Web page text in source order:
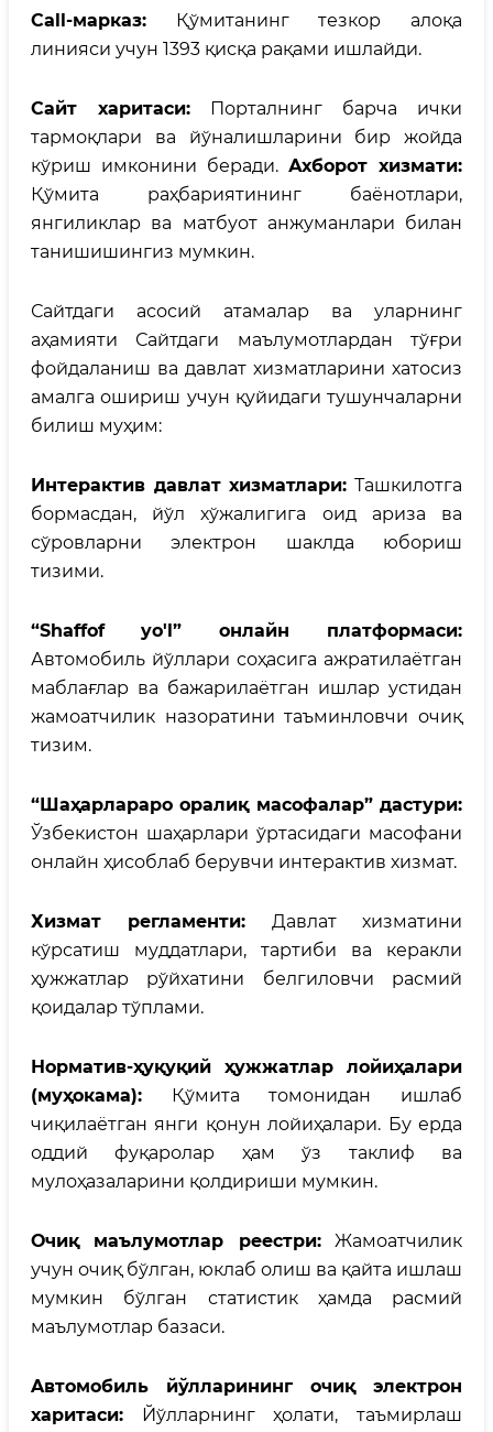
Call-марказ: Қўмитанинг тезкор алоқа
линияси учун 1393 қисқа рақами ишлайди.
Сайт харитаси: Порталнинг барча ички
тармоқлари ва йўналишларини бир жойда
кўриш имконини беради. Ахборот хизмати:
Қўмита раҳбариятининг баёнотлари,
янгиликлар ва матбуот анжуманлари билан
танишишингиз мумкин.
Сайтдаги асосий атамалар ва уларнинг
аҳамияти Сайтдаги маълумотлардан тўғри
фойдаланиш ва давлат хизматларини хатосиз
амалга ошириш учун қуйидаги тушунчаларни
билиш муҳим:
Интерактив давлат хизматлари: Ташкилотга
бормасдан, йўл хўжалигига оид ариза ва
сўровларни электрон шаклда юбориш
тизими.
“Shaffof yo'l” онлайн платформаси:
Автомобиль йўллари соҳасига ажратилаётган
маблағлар ва бажарилаётган ишлар устидан
жамоатчилик назоратини таъминловчи очиқ
тизим.
“Шаҳарлараро оралиқ масофалар” дастури:
Ўзбекистон шаҳарлари ўртасидаги масофани
онлайн ҳисоблаб берувчи интерактив хизмат.
Хизмат регламенти: Давлат хизматини
кўрсатиш муддатлари, тартиби ва керакли
ҳужжатлар рўйхатини белгиловчи расмий
қоидалар тўплами.
Норматив-ҳуқуқий ҳужжатлар лойиҳалари
(муҳокама): Қўмита томонидан ишлаб
чиқилаётган янги қонун лойиҳалари. Бу ерда
оддий фуқаролар ҳам ўз таклиф ва
мулоҳазаларини қолдириши мумкин.
Очиқ маълумотлар реестри:Жамоатчилик
учун очиқ бўлган, юклаб олиш ва қайта ишлаш
мумкин бўлган статистик ҳамда расмий
маълумотлар базаси.
Aвтомобиль йўлларининг очиқ электрон
харитаси: Йўлларнинг ҳолати, таъмирлаш